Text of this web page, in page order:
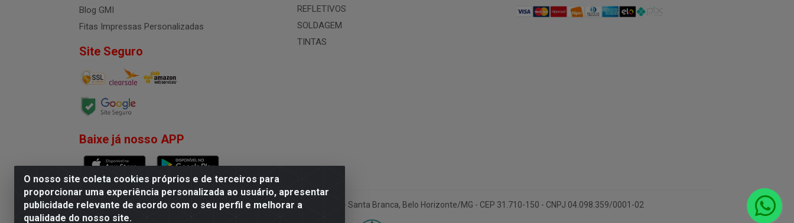
O nosso site coleta cookies próprios e de terceiros para
proporcionar uma experiência personalizada ao usuário, apresentar
publicidade relevante de acordo com o seu perfil e melhorar a
qualidade do nosso site.
Blog GMI
Fitas Impressas Personalizadas
Site Seguro
Baixe já nosso APP
REFLETIVOS
SOLDAGEM
TINTAS
G.M.I. Distribuidora LTDA - Rua Conselheiro Pena, 50 - Santa Branca, Belo Horizonte/MG - CEP 31.710-150 - CNPJ 04.098.359/0001-02